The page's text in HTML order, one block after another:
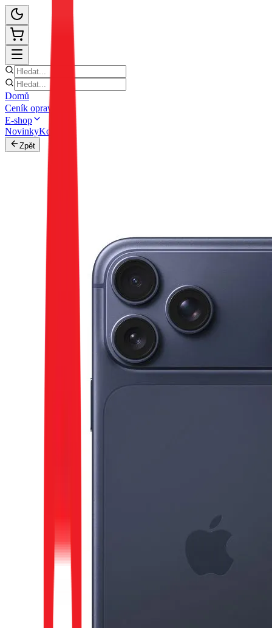
Domů
Ceník oprav
E-shop
NovinkyKontakt
Zpět